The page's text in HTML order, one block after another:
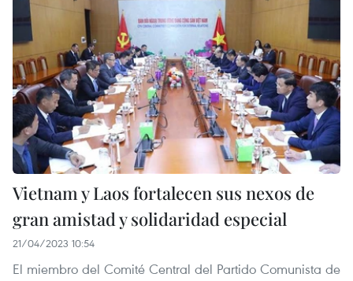
Vietnam y Laos fortalecen sus nexos de
gran amistad y solidaridad especial
21/04/2023 10:54
El miembro del Comité Central del Partido Comunista de